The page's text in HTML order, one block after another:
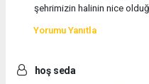
şehrimizin halinin nice
Yorumu Yanıtla
hoş seda